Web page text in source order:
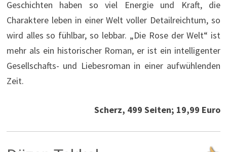
Geschichten haben so viel Energie und Kraft, die
Charaktere leben in einer Welt voller Detailreichtum, so
wird alles so fühlbar, so lebbar. „Die Rose der Welt“ ist
mehr als ein historischer Roman, er ist ein intelligenter
Gesellschafts- und Liebesroman in einer aufwühlenden
Zeit.
Scherz, 499 Seiten; 19,99 Euro